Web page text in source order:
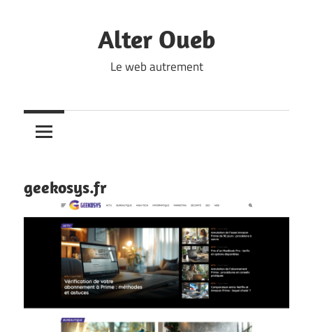
Alter Oueb
Le web autrement
geekosys.fr